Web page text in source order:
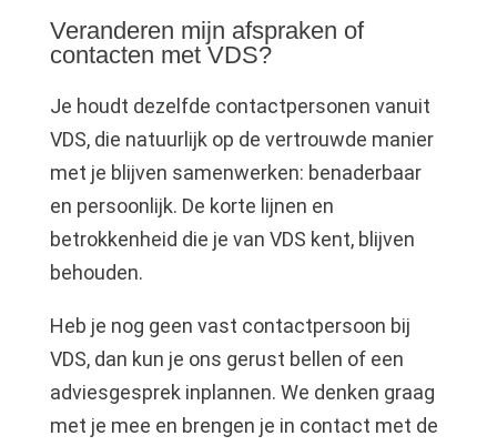
Veranderen mijn afspraken of
contacten met VDS?
Je houdt dezelfde contactpersonen vanuit
VDS, die natuurlijk op de vertrouwde manier
met je blijven samenwerken: benaderbaar
en persoonlijk. De korte lijnen en
betrokkenheid die je van VDS kent, blijven
behouden.
Heb je nog geen vast contactpersoon bij
VDS, dan kun je ons gerust bellen of een
adviesgesprek inplannen. We denken graag
met je mee en brengen je in contact met de